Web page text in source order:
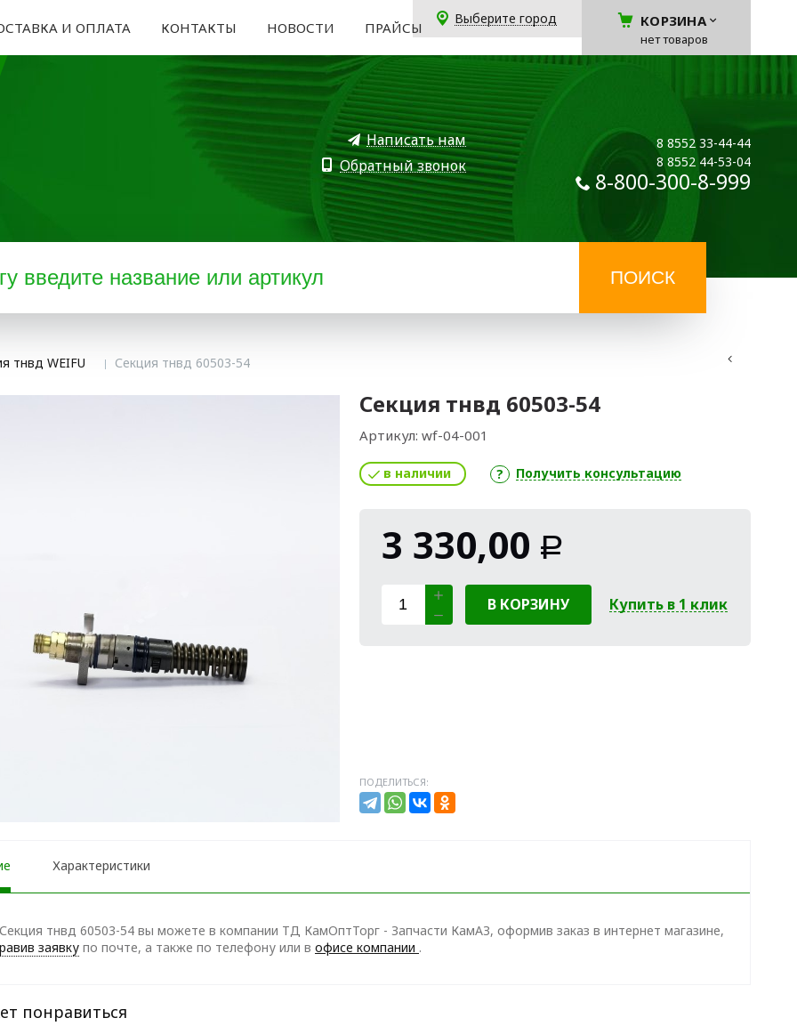
И ОПЛАТА КОНТАКТЫ НОВОСТИ ПРАЙСЫ
Выберите город КОРЗИНА
нет товаров
Написать нам
Обратный звонок
8 8552 33-44-44
8 8552 44-53-04
8-800-300-8-999
тнвд WEIFU Секция тнвд 60503-54
Секция тнвд 60503-54
Артикул: wf-04-001
в наличии Получить консультацию
3 330,00 Р
В КОРЗИНУ Купить в 1 клик
ПОДЕЛИТЬСЯ:
Характеристики
тнвд 60503-54 вы можете в компании ТД КамОптТорг - Запчасти КамАЗ, оформив заказ в интернет магазине,
заявку по почте, а также по телефону или в офисе компании .
понравиться